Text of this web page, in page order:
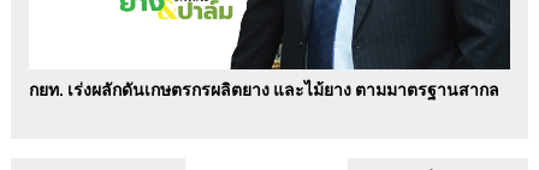
กยท. เร่งผลักดันเกษตรกรผลิตยาง และไม้ยาง ตามมาตรฐานสากล